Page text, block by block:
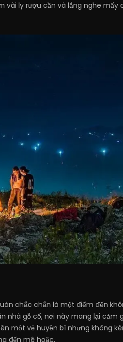
vài ly rượu cần và lắng nghe mấy
chắc chắn là một điểm đến
nhà gỗ cổ, nơi này mang lại cảm
một vẻ huyền bí nhưng không
đến mê hoặc.